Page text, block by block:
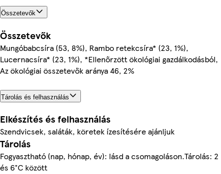
Összetevők
Összetevők
Mungóbabcsíra (53, 8%), Rambo retekcsíra* (23, 1%),
Lucernacsíra* (23, 1%), *Ellenőrzött ökológiai gazdálkodásból,
Az ökológiai összetevők aránya 46, 2%
Tárolás és felhasználás
Elkészítés és felhasználás
Szendvicsek, saláták, köretek ízesítésére ajánljuk
Tárolás
Fogyasztható (nap, hónap, év): lásd a csomagoláson.Tárolás: 2
és 6°C között